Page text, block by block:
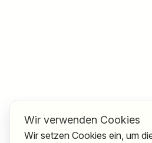
Wir verwenden Cookies
Wir setzen Cookies ein, um